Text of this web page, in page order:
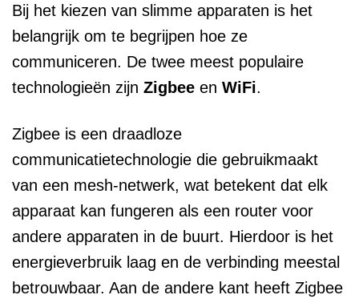
Bij het kiezen van slimme apparaten is het
belangrijk om te begrijpen hoe ze
communiceren. De twee meest populaire
technologieën zijn Zigbee en WiFi.
Zigbee is een draadloze
communicatietechnologie die gebruikmaakt
van een mesh-netwerk, wat betekent dat elk
apparaat kan fungeren als een router voor
andere apparaten in de buurt. Hierdoor is het
energieverbruik laag en de verbinding meestal
betrouwbaar. Aan de andere kant heeft Zigbee